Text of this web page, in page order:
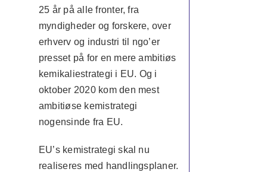
25 år på alle fronter, fra
myndigheder og forskere, over
erhverv og industri til ngo’er
presset på for en mere ambitiøs
kemikaliestrategi i EU. Og i
oktober 2020 kom den mest
ambitiøse kemistrategi
nogensinde fra EU.
EU’s kemistrategi skal nu
realiseres med handlingsplaner.